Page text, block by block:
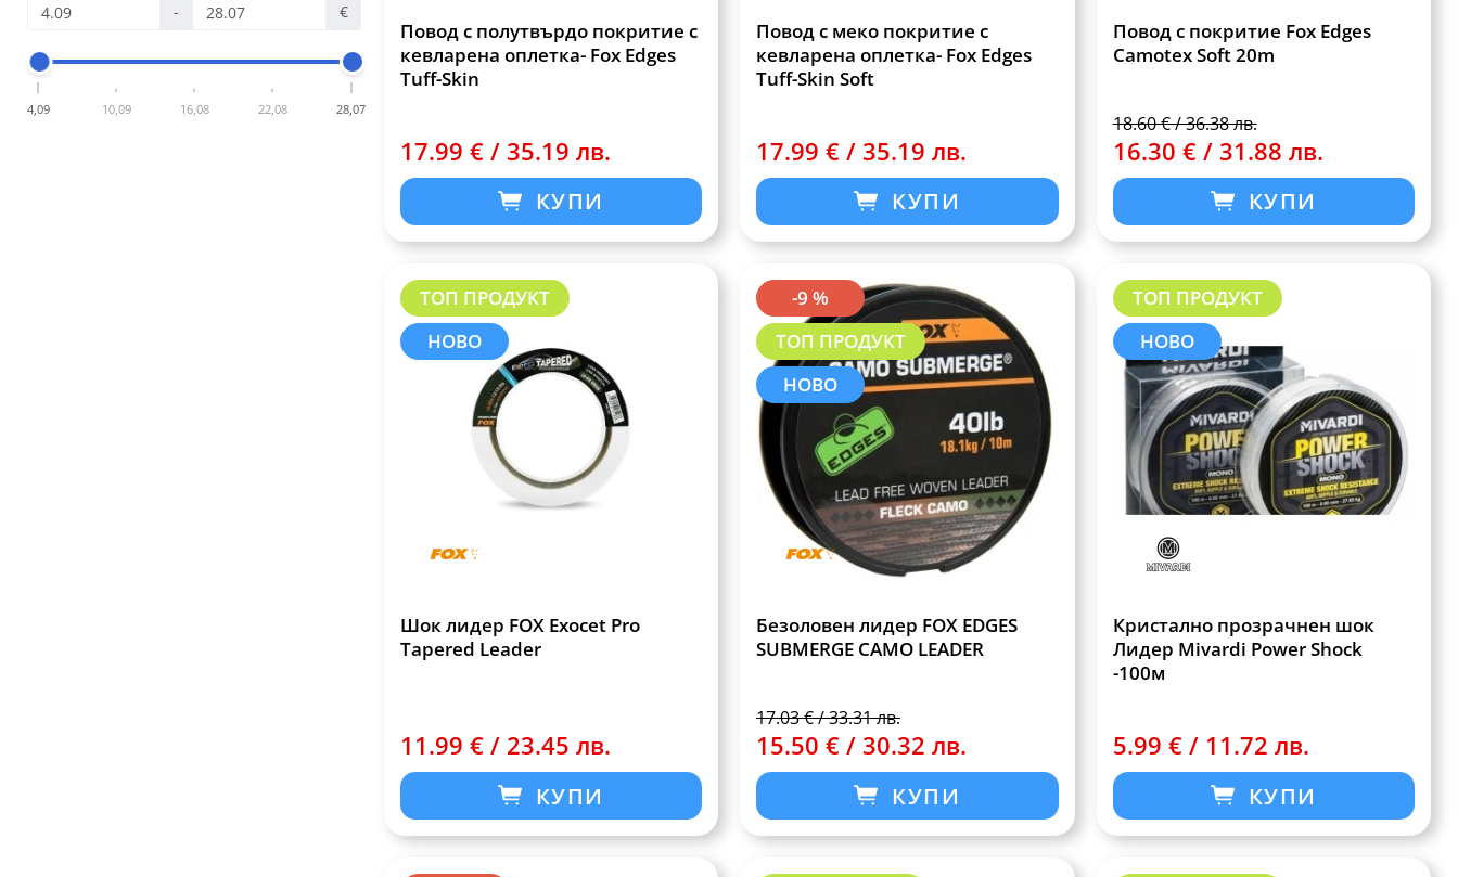
- €
4,09 10,09 16,08 22,08 28,07
Повод с полутвърдо покритие с
кевларена оплетка- Fox Edges
Tuff-Skin
17.99 € / 35.19 лв.
КУПИ
Повод с меко покритие с
кевларена оплетка- Fox Edges
Tuff-Skin Soft
17.99 € / 35.19 лв.
КУПИ
Повод с покритие Fox Edges
Camotex Soft 20m
18.60 € / 36.38 лв.
16.30 € / 31.88 лв.
КУПИ
ТОП ПРОДУКТ
НОВО
Шок лидер FOX Exocet Pro
Tapered Leader
11.99 € / 23.45 лв.
КУПИ
-9 %
ТОП ПРОДУКТ
НОВО
Безоловен лидер FOX EDGES
SUBMERGE CAMO LEADER
17.03 € / 33.31 лв.
15.50 € / 30.32 лв.
КУПИ
ТОП ПРОДУКТ
НОВО
Кристално прозрачнен шок
Лидер Mivardi Power Shock
-100м
5.99 € / 11.72 лв.
КУПИ